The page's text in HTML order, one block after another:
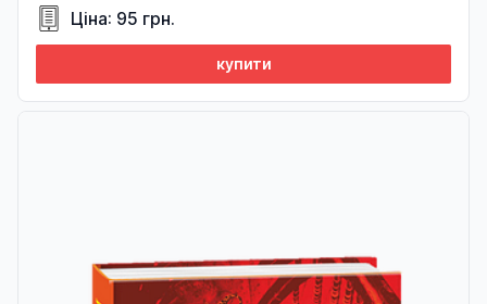
Ціна: 95 грн.
купити